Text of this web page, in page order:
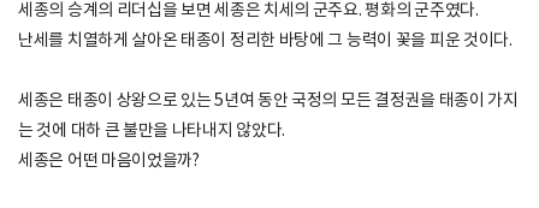
세종의 승계의 리더십을 보면 세종은 치세의 군주요. 평화의 군주였다.
난세를 치열하게 살아온 태종이 정리한 바탕에 그 능력이 꽃을 피운 것이다.
세종은 태종이 상왕으로 있는 5년여 동안 국정의 모든 결정권을 태종이 가지
는 것에 대하 큰 불만을 나타내지 않았다.
세종은 어떤 마음이었을까?